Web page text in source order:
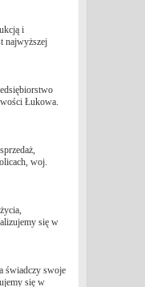
i
najwyższej
Łukowa.
woj.
się w
świadczy swoje
się w